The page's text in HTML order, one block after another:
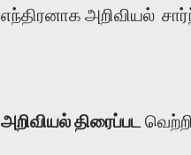
எந்திரனாக அறிவியல்
அறிவியல் திரைப்பட